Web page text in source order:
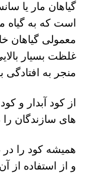
گیاهان مار یا
است که به گیاه
معمولی گیاهان
غلظت بسیار
منجر به
از کود آبدار و
های سازندگان را
همیشه کود را در
و از استفاده از